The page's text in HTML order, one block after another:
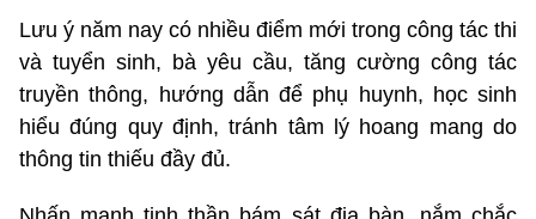
Lưu ý năm nay có nhiều điểm mới trong công tác thi
và tuyển sinh, bà yêu cầu, tăng cường công tác
truyền thông, hướng dẫn để phụ huynh, học sinh
hiểu đúng quy định, tránh tâm lý hoang mang do
thông tin thiếu đầy đủ.